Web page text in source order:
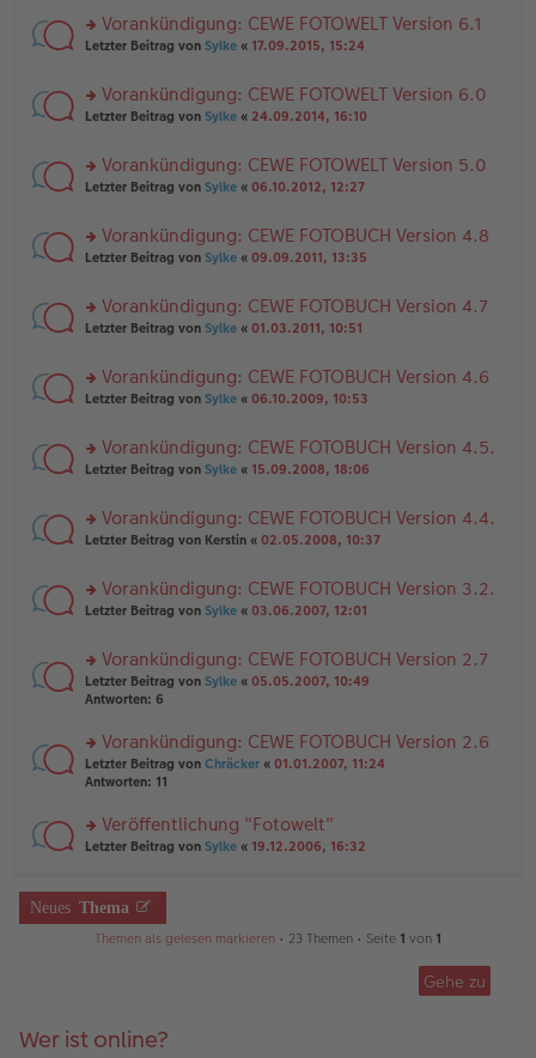
ei
tr
es
e
n
B
ei
tr
g
n
g
es
e
n
B
ei
tr
g
rs
u
n
es
e
B
ei
g
Vorankündigung: CEWE FOTOWELT Version 6.1
Letzter Beitrag von Sylke « 17.09.2015, 15:24
rs
u
n
es
e
B
ei
g
Vorankündigung: CEWE FOTOWELT Version 6.0
Letzter Beitrag von Sylke « 24.09.2014, 16:10
rs
u
n
es
e
B
ei
g
Vorankündigung: CEWE FOTOWELT Version 5.0
Letzter Beitrag von Sylke « 06.10.2012, 12:27
rs
u
n
es
e
B
ei
g
Vorankündigung: CEWE FOTOBUCH Version 4.8
Letzter Beitrag von Sylke « 09.09.2011, 13:35
rs
u
n
es
e
B
ei
g
Vorankündigung: CEWE FOTOBUCH Version 4.7
Letzter Beitrag von Sylke « 01.03.2011, 10:51
rs
u
n
es
e
B
ei
g
Vorankündigung: CEWE FOTOBUCH Version 4.6
Letzter Beitrag von Sylke « 06.10.2009, 10:53
rs
u
n
es
e
B
ei
tr
g
Vorankündigung: CEWE FOTOBUCH Version 4.5.
Letzter Beitrag von Sylke « 15.09.2008, 18:06
rs
u
n
es
e
n
B
ei
tr
a
Vorankündigung: CEWE FOTOBUCH Version 4.4.
Letzter Beitrag von Kerstin « 02.05.2008, 10:37
rs
u
n
g
es
e
n
er
ei
tr
Vorankündigung: CEWE FOTOBUCH Version 3.2.
Letzter Beitrag von Sylke « 03.06.2007, 12:01
rs
te
n
g
el
e
n
ei
tr
Vorankündigung: CEWE FOTOBUCH Version 2.7
Letzter Beitrag von Sylke « 05.05.2007, 10:49
Antworten: 6
rs
te
n
g
es
e
n
g
Vorankündigung: CEWE FOTOBUCH Version 2.6
Letzter Beitrag von Chräcker « 01.01.2007, 11:24
Antworten: 11
rs
u
n
B
Veröffentlichung "Fotowelt"
Letzter Beitrag von Sylke « 19.12.2006, 16:32
Neues Thema
Themen als gelesen markieren • 23 Themen • Seite 1 von 1
Gehe zu
Wer ist online?